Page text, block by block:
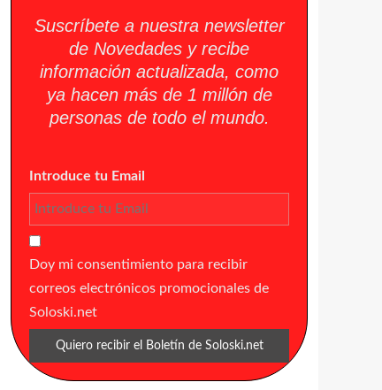
Suscríbete a nuestra newsletter
de Novedades y recibe
información actualizada, como
ya hacen más de 1 millón de
personas de todo el mundo.
Introduce tu Email
Doy mi consentimiento para recibir
correos electrónicos promocionales de
Soloski.net